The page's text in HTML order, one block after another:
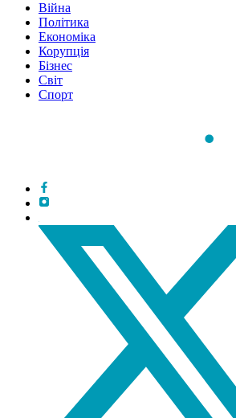
Війна
Політика
Економіка
Корупція
Бізнес
Світ
Спорт